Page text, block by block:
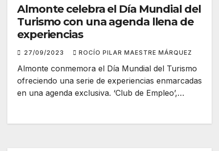
Almonte celebra el Día Mundial del
Turismo con una agenda llena de
experiencias
27/09/2023 ROCÍO PILAR MAESTRE MÁRQUEZ
Almonte conmemora el Día Mundial del Turismo
ofreciendo una serie de experiencias enmarcadas
en una agenda exclusiva. ‘Club de Empleo’,…